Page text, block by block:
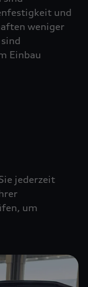
und
weniger
Einbau
jederzeit
um